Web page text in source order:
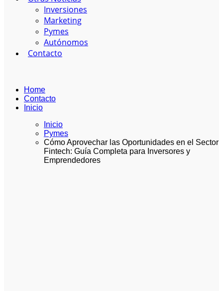
Inversiones
Marketing
Pymes
Autónomos
Contacto
Home
Contacto
Inicio
Inicio
Pymes
Cómo Aprovechar las Oportunidades en el Sector
Fintech: Guía Completa para Inversores y
Emprendedores